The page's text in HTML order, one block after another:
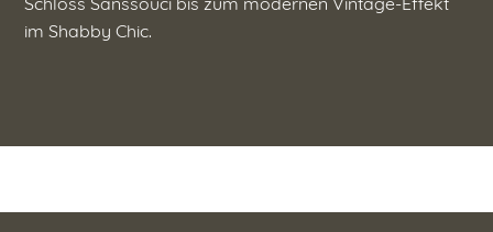
im Shabby Chic.